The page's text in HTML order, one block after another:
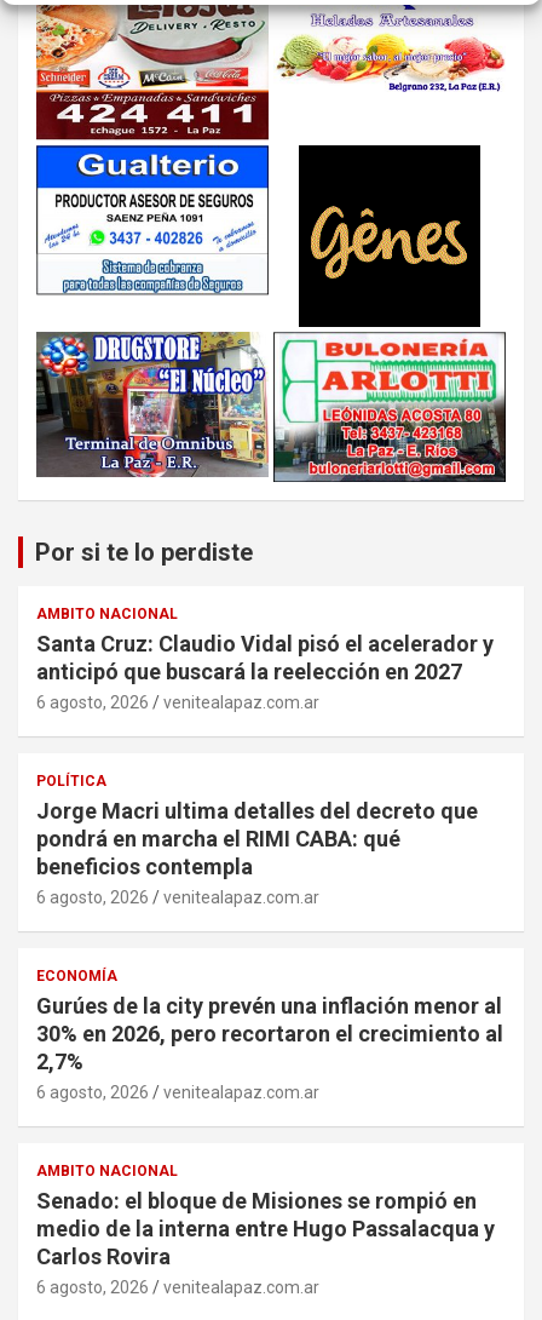
Por si te lo perdiste
AMBITO NACIONAL
Santa Cruz: Claudio Vidal pisó el acelerador y
anticipó que buscará la reelección en 2027
6 agosto, 2026 venitealapaz.com.ar
POLÍTICA
Jorge Macri ultima detalles del decreto que
pondrá en marcha el RIMI CABA: qué
beneficios contempla
6 agosto, 2026 venitealapaz.com.ar
ECONOMÍA
Gurúes de la city prevén una inflación menor al
30% en 2026, pero recortaron el crecimiento al
2,7%
6 agosto, 2026 venitealapaz.com.ar
AMBITO NACIONAL
Senado: el bloque de Misiones se rompió en
medio de la interna entre Hugo Passalacqua y
Carlos Rovira
6 agosto, 2026 venitealapaz.com.ar